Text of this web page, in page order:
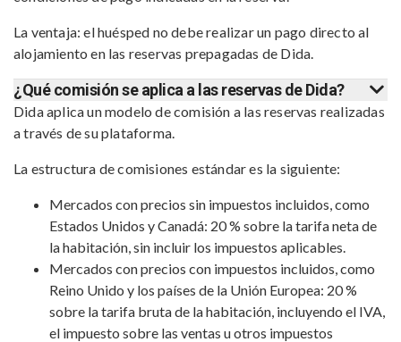
La ventaja: el huésped no debe realizar un pago directo al
alojamiento en las reservas prepagadas de Dida.
¿Qué comisión se aplica a las reservas de Dida?
Dida aplica un modelo de comisión a las reservas realizadas
a través de su plataforma.
La estructura de comisiones estándar es la siguiente:
Mercados con precios sin impuestos incluidos, como
Estados Unidos y Canadá: 20 % sobre la tarifa neta de
la habitación, sin incluir los impuestos aplicables.
Mercados con precios con impuestos incluidos, como
Reino Unido y los países de la Unión Europea: 20 %
sobre la tarifa bruta de la habitación, incluyendo el IVA,
el impuesto sobre las ventas u otros impuestos